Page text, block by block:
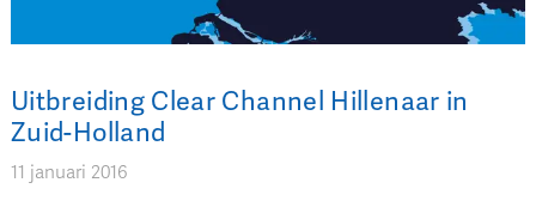
Uitbreiding Clear Channel Hillenaar in
Zuid-Holland
11 januari 2016